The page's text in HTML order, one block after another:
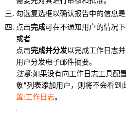
勾选复选框以确认报告中的信息是
点击完成可在不通知用户的情况下
或者
点击完成并分发以完成工作日志
用户分发电子邮件摘要。
注意:如果没有向工作日志工具配
象"列表添加用户，则将不会看到
置:工作日志。